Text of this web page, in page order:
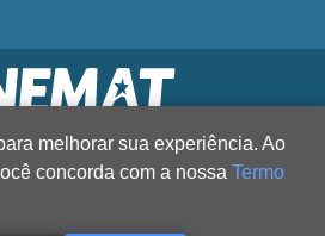
melhorar sua experiência. Ao
concorda com a nossa Termo